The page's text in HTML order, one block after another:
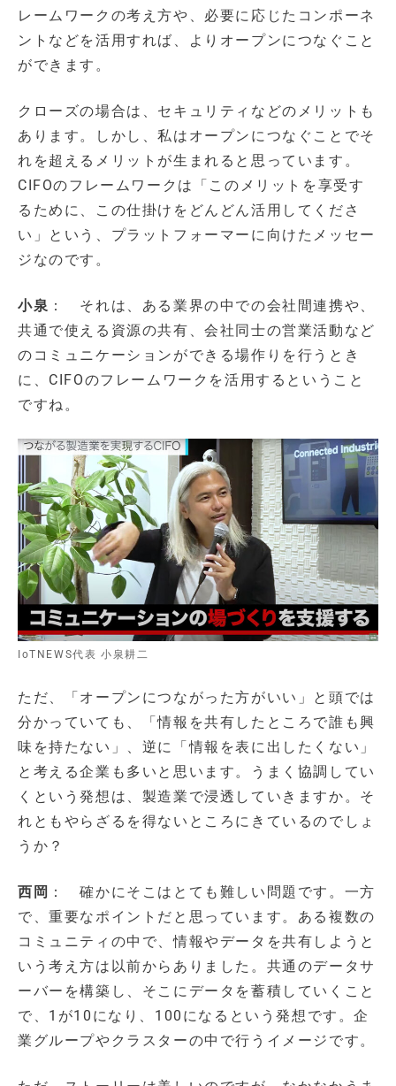
レームワークの考え方や、必要に応じたコンポーネ
ントなどを活用すれば、よりオープンにつなぐこと
ができます。
クローズの場合は、セキュリティなどのメリットも
あります。しかし、私はオープンにつなぐことでそ
れを超えるメリットが生まれると思っています。
CIFOのフレームワークは「このメリットを享受す
るために、この仕掛けをどんどん活用してくださ
い」という、プラットフォーマーに向けたメッセー
ジなのです。
小泉 ： それは、ある業界の中での会社間連携や、
共通で使える資源の共有、会社同士の営業活動など
のコミュニケーションができる場作りを行うとき
に、CIFOのフレームワークを活用するということ
ですね。
IoTNEWS代表 小泉耕二
ただ、「オープンにつながった方がいい」と頭では
分かっていても、「情報を共有したところで誰も興
味を持たない」、逆に「情報を表に出したくない」
と考える企業も多いと思います。うまく協調してい
くという発想は、製造業で浸透していきますか。そ
れともやらざるを得ないところにきているのでしょ
うか？
西岡 ： 確かにそこはとても難しい問題です。一方
で、重要なポイントだと思っています。ある複数の
コミュニティの中で、情報やデータを共有しようと
いう考え方は以前からありました。共通のデータサ
ーバーを構築し、そこにデータを蓄積していくこと
で、1が10になり、100になるという発想です。企
業グループやクラスターの中で行うイメージです。